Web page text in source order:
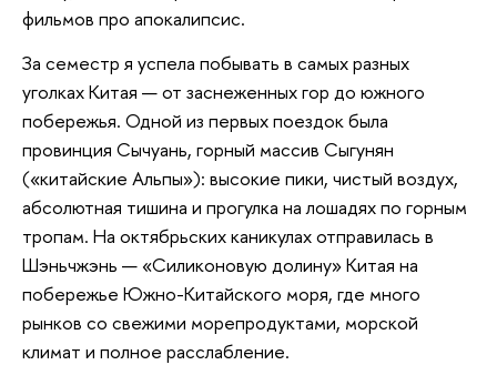
фильмов про апокалипсис.
За семестр я успела побывать в самых разных
уголках Китая — от заснеженных гор до южного
побережья. Одной из первых поездок была
провинция Сычуань, горный массив Сыгунян
(«китайские Альпы»): высокие пики, чистый воздух,
абсолютная тишина и прогулка на лошадях по горным
тропам. На октябрьских каникулах отправилась в
Шэньчжэнь — «Силиконовую долину» Китая на
побережье Южно-Китайского моря, где много
рынков со свежими морепродуктами, морской
климат и полное расслабление.